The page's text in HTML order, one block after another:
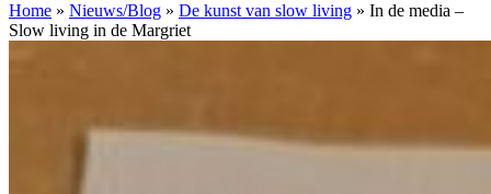
Home » Nieuws/Blog » De kunst van slow living » In de media –
Slow living in de Margriet